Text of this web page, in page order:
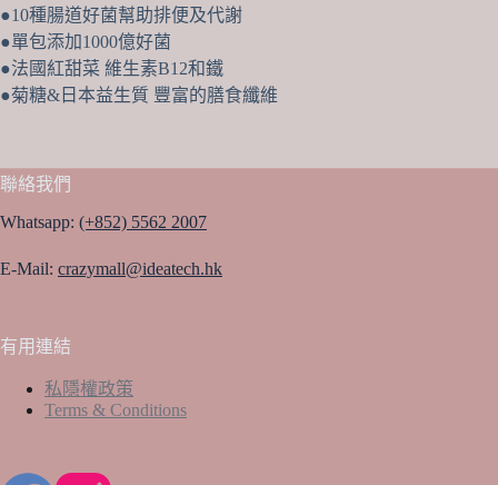
味)
香
港
行
量
●10種腸道好菌幫助排便及代謝
●單包添加1000億好菌
●法國紅甜菜 維生素B12和鐵
●菊糖&日本益生質 豐富的膳食纖維
聯絡我們
Whatsapp: (+852) 5562 2007
E-Mail: crazymall@ideatech.hk
有用連結
私隱權政策
Terms & Conditions